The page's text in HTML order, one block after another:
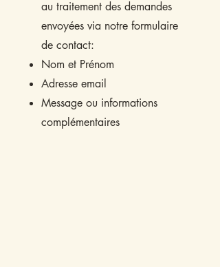
au traitement des demandes
envoyées via notre formulaire
de contact:​
Nom et Prénom
Adresse email
Message ou informations
complémentaires